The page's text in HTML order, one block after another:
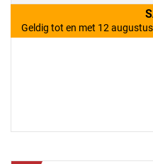
Geldig tot en met 12